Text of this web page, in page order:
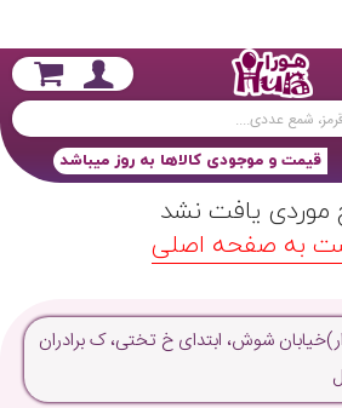
قیمت و موجودی کالاها به روز میباشد
یافت نشد
به صفحه اصلی
منطقه ۱۲(بازار)خیابان شوش، ابتدای خ تختی، ک برادران